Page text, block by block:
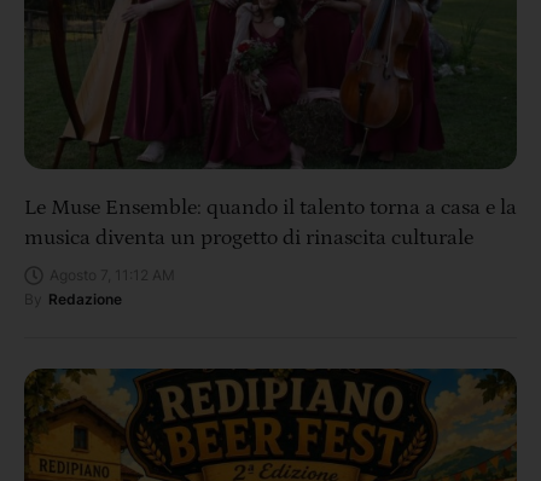
Le Muse Ensemble: quando il talento torna a casa e la
musica diventa un progetto di rinascita culturale
Redazione